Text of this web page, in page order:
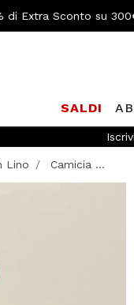
di Extra Sconto su
SALDI
Lino Camicia ...